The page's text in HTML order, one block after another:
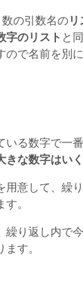
の引数名のリ
字のリスト と
ので名前を別に
いる数字で一
きな数字はい
用意して、繰
。
繰り返し内で
す。